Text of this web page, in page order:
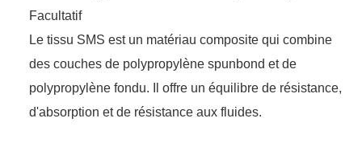
Facultatif
Le tissu SMS est un matériau composite qui combine
des couches de polypropylène spunbond et de
polypropylène fondu. Il offre un équilibre de résistance,
d'absorption et de résistance aux fluides.